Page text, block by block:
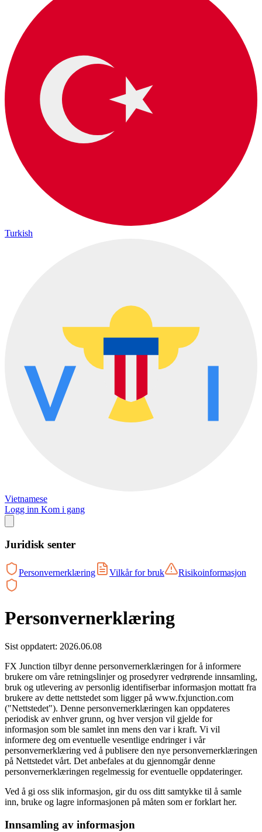
Turkish
Vietnamese
Logg inn Kom i gang
Juridisk senter
Personvernerklæring Vilkår for bruk Risikoinformasjon
Personvernerklæring
Sist oppdatert: 2026.06.08
FX Junction tilbyr denne personvernerklæringen for å informere
brukere om våre retningslinjer og prosedyrer vedrørende innsamling,
bruk og utlevering av personlig identifiserbar informasjon mottatt fra
brukere av dette nettstedet som ligger på www.fxjunction.com
("Nettstedet"). Denne personvernerklæringen kan oppdateres
periodisk av enhver grunn, og hver versjon vil gjelde for
informasjon som ble samlet inn mens den var i kraft. Vi vil
informere deg om eventuelle vesentlige endringer i vår
personvernerklæring ved å publisere den nye personvernerklæringen
på Nettstedet vårt. Det anbefales at du gjennomgår denne
personvernerklæringen regelmessig for eventuelle oppdateringer.
Ved å gi oss slik informasjon, gir du oss ditt samtykke til å samle
inn, bruke og lagre informasjonen på måten som er forklart her.
Innsamling av informasjon